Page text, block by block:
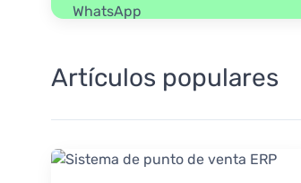
Artículos populares